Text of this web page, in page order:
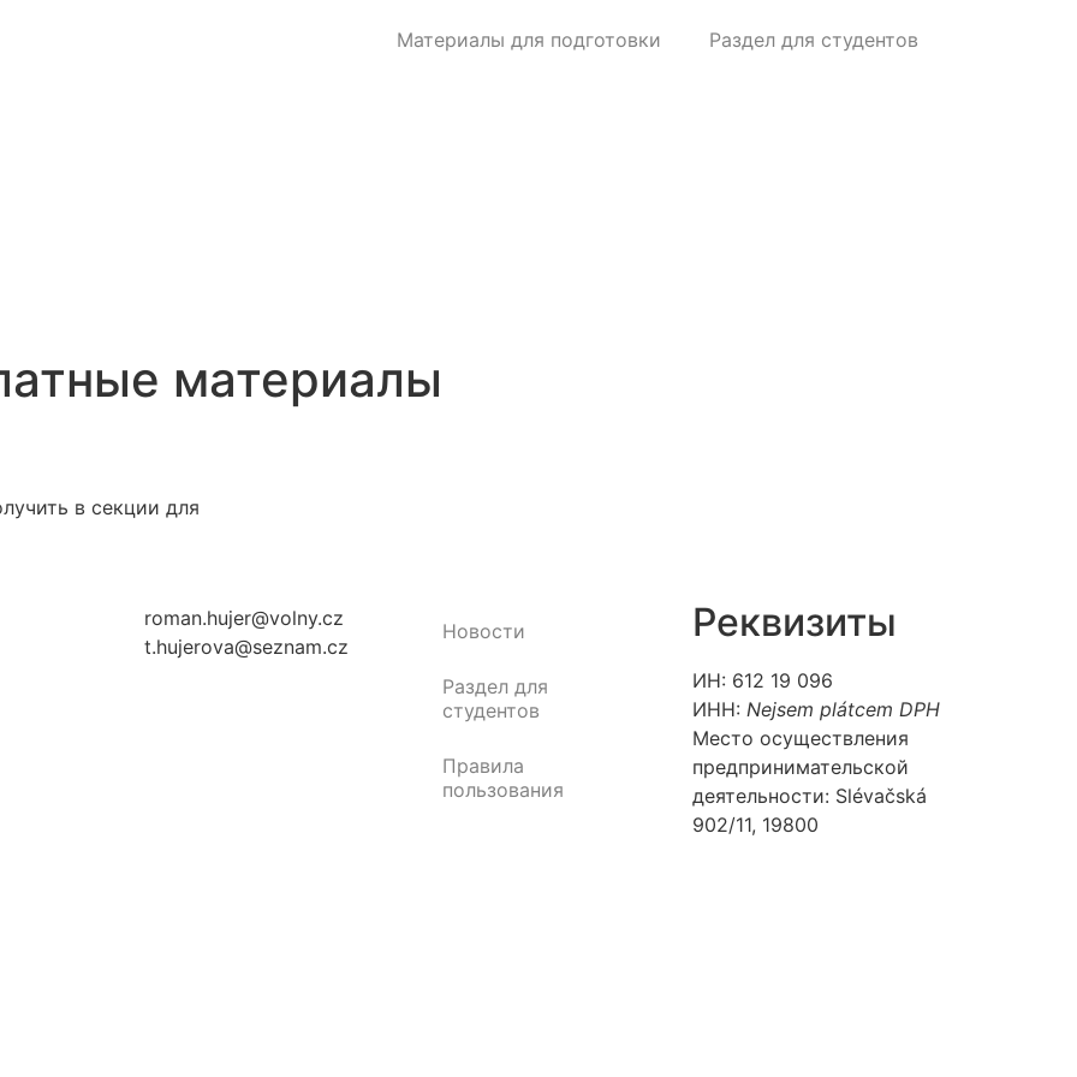
Материалы для подготовки Раздел для студентов
материалы
в секции для
roman.hujer@volny.cz
t.hujerova@seznam.cz
Новости
Раздел для
студентов
Правила
пользования
Реквизиты
ИН: 612 19 096
ИНН: Nejsem plátcem DPH
Место осуществления
предпринимательской
деятельности: Slévačská
902/11, 19800